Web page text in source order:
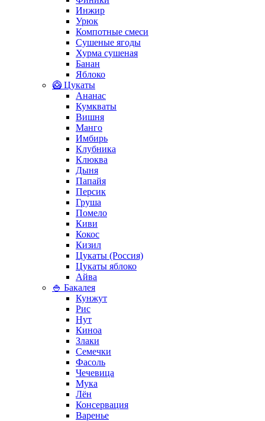
Инжир
Урюк
Компотные смеси
Сушеные ягоды
Хурма сушеная
Банан
Яблоко
🥝 Цукаты
Ананас
Кумкваты
Вишня
Манго
Имбирь
Клубника
Клюква
Дыня
Папайя
Персик
Груша
Помело
Киви
Кокос
Кизил
Цукаты (Россия)
Цукаты яблоко
Айва
🍚 Бакалея
Кунжут
Рис
Нут
Киноа
Злаки
Семечки
Фасоль
Чечевица
Мука
Лён
Консервация
Варенье